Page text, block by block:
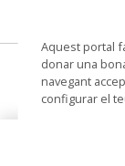
Aquest portal
donar una
navegant
configurar el